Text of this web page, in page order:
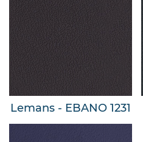
Lemans - EBANO 1231